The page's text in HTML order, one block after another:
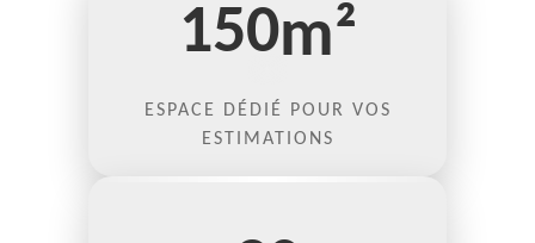
150m²
ESPACE DÉDIÉ POUR VOS
ESTIMATIONS